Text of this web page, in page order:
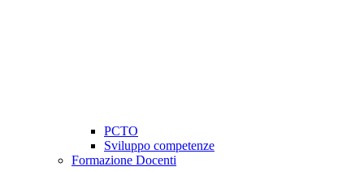
PCTO
Sviluppo competenze
Formazione Docenti